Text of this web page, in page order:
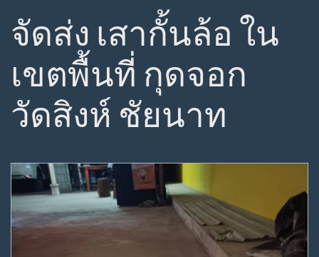
จัดส่ง เสากั้นล้อ ใน
เขตพื้นที่ กุดจอก
วัดสิงห์ ชัยนาท